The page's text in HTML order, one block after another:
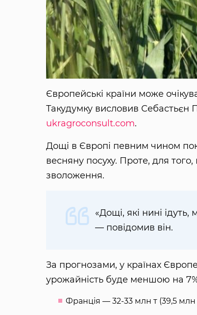
Європейські країни може
Такудумку висловив Себастьєн
ukragroconsult.com.
Дощі в Європі певним чином
весняну посуху. Проте, для
зволоження.
«Дощі, які нині
— повідомив він.
За прогнозами, у країнах
урожайність буде меншою на
Франція — 32-33 млн т (39,5 млн